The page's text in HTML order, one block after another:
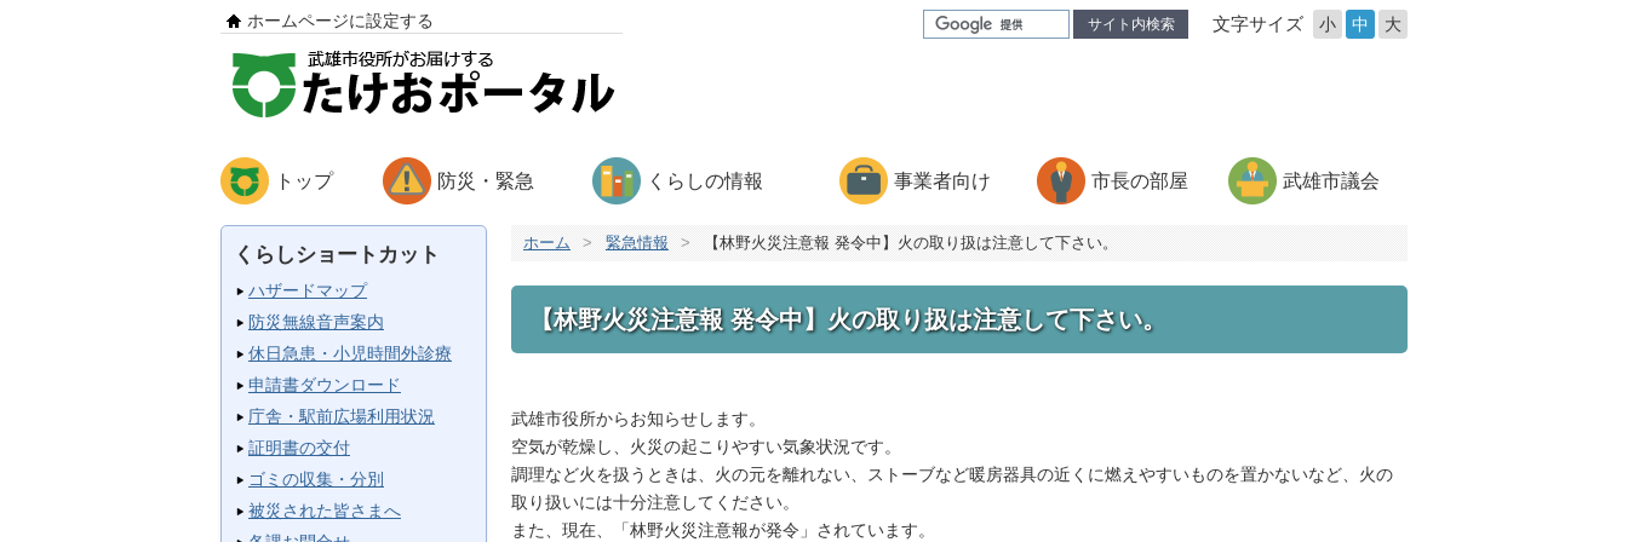
サイト内検索 文字サイズ 小 中 大
ホームページに設定する
トップ 防災・緊急 くらしの情報 事業者向け 市長の部屋 武雄市議会
くらしショートカット
ハザードマップ
防災無線音声案内
休日急患・小児時間外診療
申請書ダウンロード
庁舎・駅前広場利用状況
証明書の交付
ゴミの収集・分別
被災された皆さまへ
ホーム > 緊急情報 > 【林野火災注意報 発令中】火の取り扱は注意して下さい。
【林野火災注意報 発令中】火の取り扱は注意して下さい。
武雄市役所からお知らせします。
空気が乾燥し、火災の起こりやすい気象状況です。
調理など火を扱うときは、火の元を離れない、ストーブなど暖房器具の近くに燃えやすいものを置かないなど、火の
取り扱いには十分注意してください。
また、現在、「林野火災注意報が発令」されています。